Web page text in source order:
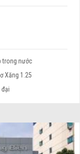
trong nước
Xăng 1.25